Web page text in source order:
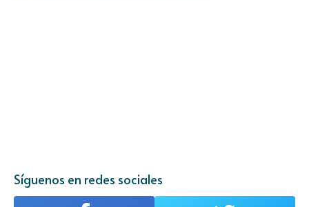
Síguenos en redes sociales